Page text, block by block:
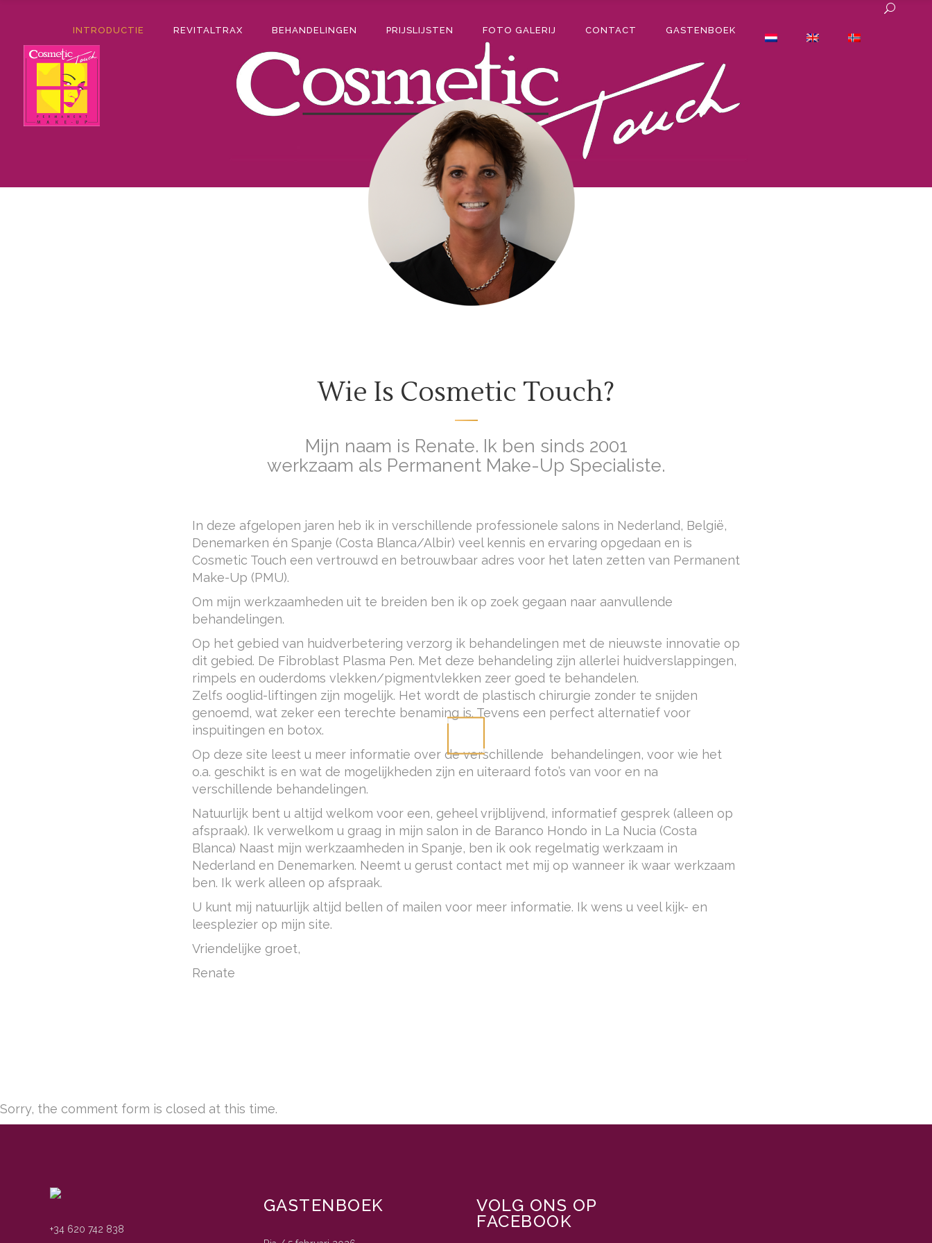
INTRODUCTIE REVITALTRAX BEHANDELINGEN PRIJSLIJSTEN FOTO GALERIJ CONTACT GASTENBOEK
Wie Is Cosmetic Touch?
Mijn naam is Renate. Ik ben sinds 2001
werkzaam als Permanent Make-Up Specialiste.
In deze afgelopen jaren heb ik in verschillende professionele salons in Nederland, België,
Denemarken én Spanje (Costa Blanca/Albir) veel kennis en ervaring opgedaan en is
Cosmetic Touch een vertrouwd en betrouwbaar adres voor het laten zetten van Permanent
Make-Up (PMU).
Om mijn werkzaamheden uit te breiden ben ik op zoek gegaan naar aanvullende
behandelingen.
Op het gebied van huidverbetering verzorg ik behandelingen met de nieuwste innovatie op
dit gebied. De Fibroblast Plasma Pen. Met deze behandeling zijn allerlei huidverslappingen,
rimpels en ouderdoms vlekken/pigmentvlekken zeer goed te behandelen.
Zelfs ooglid-liftingen zijn mogelijk. Het wordt de plastisch chirurgie zonder te snijden
genoemd, wat zeker een terechte benaming is. Tevens een perfect alternatief voor
inspuitingen en botox.
Op deze site leest u meer informatie over de verschillende behandelingen, voor wie het
o.a. geschikt is en wat de mogelijkheden zijn en uiteraard foto’s van voor en na
verschillende behandelingen.
Natuurlijk bent u altijd welkom voor een, geheel vrijblijvend, informatief gesprek (alleen op
afspraak). Ik verwelkom u graag in mijn salon in de Baranco Hondo in La Nucia (Costa
Blanca) Naast mijn werkzaamheden in Spanje, ben ik ook regelmatig werkzaam in
Nederland en Denemarken. Neemt u gerust contact met mij op wanneer ik waar werkzaam
ben. Ik werk alleen op afspraak.
U kunt mij natuurlijk altijd bellen of mailen voor meer informatie. Ik wens u veel kijk- en
leesplezier op mijn site.
Vriendelijke groet,
Renate
Sorry, the comment form is closed at this time.
+34 620 742 838
GASTENBOEK VOLG ONS OP
FACEBOOK